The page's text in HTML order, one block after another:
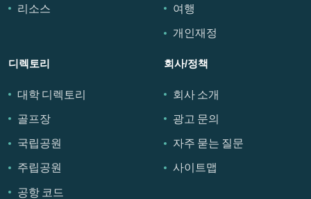
리소스
여행
개인재정
디렉토리
대학 디렉토리
골프장
국립공원
주립공원
공항 코드
회사/정책
회사 소개
광고 문의
자주 묻는 질문
사이트맵